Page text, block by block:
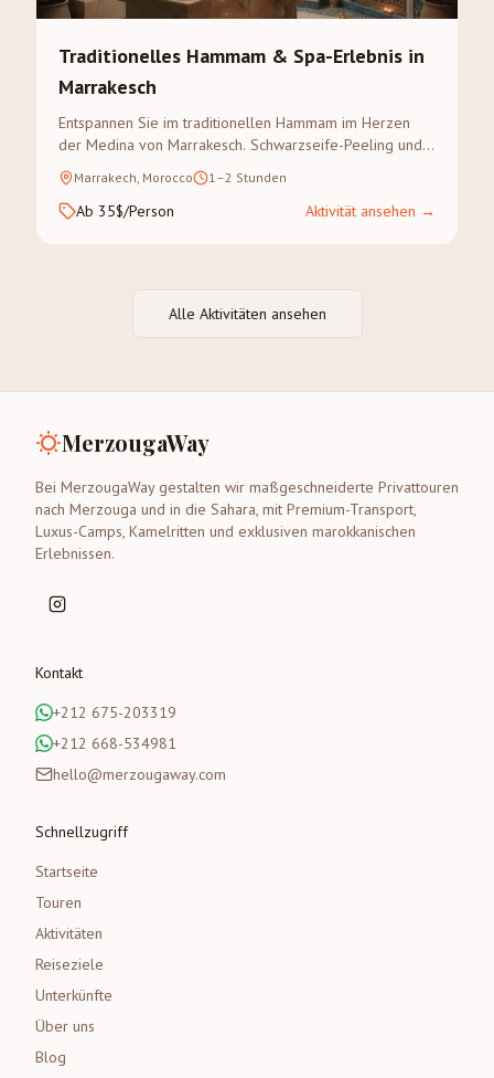
Traditionelles Hammam & Spa-Erlebnis in
Marrakesch
Entspannen Sie im traditionellen Hammam im Herzen
der Medina von Marrakesch. Schwarzseife-Peeling und
Arganöl-Massage in einem authentischen Riad.
Marrakech, Morocco 1–2 Stunden
Ab 35$/Person Aktivität ansehen →
Alle Aktivitäten ansehen
MerzougaWay
Bei MerzougaWay gestalten wir maßgeschneiderte Privattouren
nach Merzouga und in die Sahara, mit Premium-Transport,
Luxus-Camps, Kamelritten und exklusiven marokkanischen
Erlebnissen.
Kontakt
+212 675-203319
+212 668-534981
hello@merzougaway.com
Schnellzugriff
Startseite
Touren
Aktivitäten
Reiseziele
Unterkünfte
Über uns
Blog